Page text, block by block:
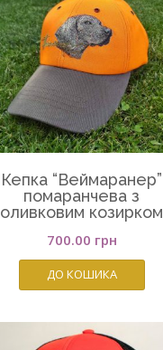
Кепка “Веймаранер”
помаранчева з
оливковим козирком
700.00 грн
ДО КОШИКА